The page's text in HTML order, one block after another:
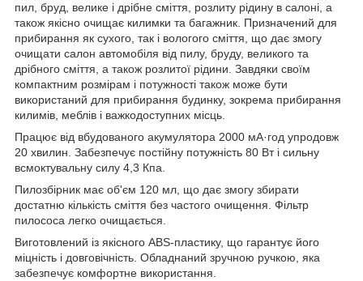
пил, бруд, велике і дрібне сміття, розлиту рідину в салоні, а
також якісно очищає килимки та багажник. Призначений для
прибирання як сухого, так і вологого сміття, що дає змогу
очищати салон автомобіля від пилу, бруду, великого та
дрібного сміття, а також розлитої рідини. Завдяки своїм
компактним розмірам і потужності також може бути
використаний для прибирання будинку, зокрема прибирання
килимів, меблів і важкодоступних місць.
Працює від вбудованого акумулятора 2000 мА·год упродовж
20 хвилин. Забезпечує постійну потужність 80 Вт і сильну
всмоктувальну силу 4,3 Кпа.
Пилозбірник має об'єм 120 мл, що дає змогу збирати
достатню кількість сміття без частого очищення. Фільтр
пилососа легко очищається.
Виготовлений із якісного ABS-пластику, що гарантує його
міцність і довговічність. Обладнаний зручною ручкою, яка
забезпечує комфортне використання.